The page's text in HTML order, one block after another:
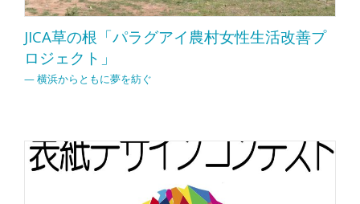
JICA草の根「パラグアイ農村女性生活改善プ
ロジェクト」
— 横浜からともに夢を紡ぐ